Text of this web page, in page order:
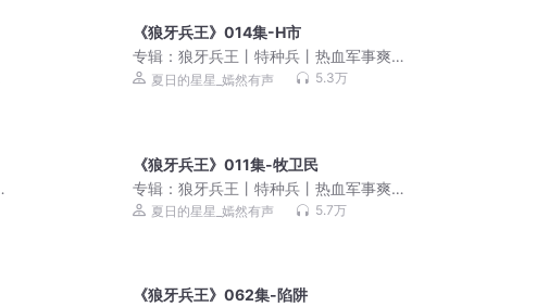
《狼牙兵王》014集-H市
专辑：狼牙兵王丨特种兵丨热血军事爽
文丨雇佣兵丨战争幻想丨多人有声剧
夏日的星星_嫣然有声 5.3万
《狼牙兵王》011集-牧卫民
专辑：狼牙兵王丨特种兵丨热血军事爽
文丨雇佣兵丨战争幻想丨多人有声剧
夏日的星星_嫣然有声 5.7万
《狼牙兵王》062集-陷阱